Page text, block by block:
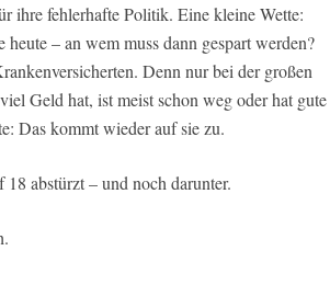
ihre fehlerhafte Politik. Eine kleine Wette:
– an wem muss dann gespart werden?
Denn nur bei der großen
Geld hat, ist meist schon weg oder hat gute
Das kommt wieder auf sie zu.
abstürzt – und noch darunter.